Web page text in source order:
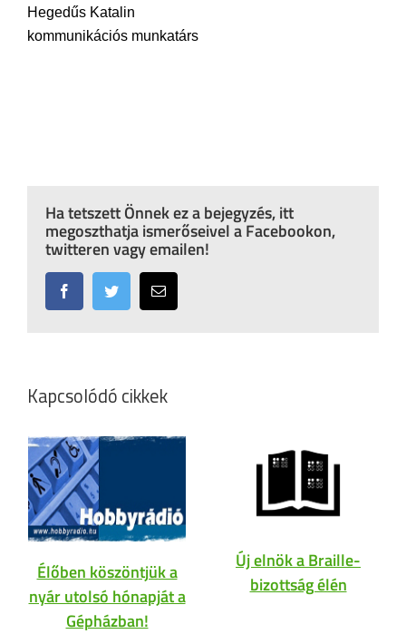
Hegedűs Katalin
kommunikációs munkatárs
Ha tetszett Önnek ez a bejegyzés, itt
megoszthatja ismerőseivel a Facebookon,
twitteren vagy emailen!
FacebookTwitter Email:
Kapcsolódó cikkek
Élőben köszöntjük a
nyár utolsó hónapját a
Gépházban!
Új elnök a Braille-
bizottság élén